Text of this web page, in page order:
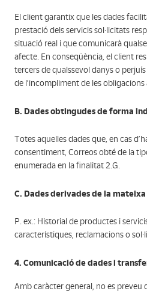
El client garantix que les dades
prestació dels servicis sol·licitats
situació real i que comunicarà
afecte. En conseqüència, el client
tercers de qualssevol danys o
de l’incompliment de les
B. Dades obtingudes de forma
Totes aquelles dades que, en cas
consentiment, Correos obté de la
enumerada en la finalitat 2.G.
C. Dades derivades de la
P. ex.: Historial de productes i
característiques, reclamacions o
4. Comunicació de dades i
Amb caràcter general, no es preveu